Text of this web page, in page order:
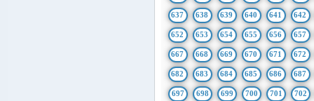
637 638 639 640 641 642
652 653 654 655 656 657
667 668 669 670 671 672
682 683 684 685 686 687
697 698 699 700 701 702